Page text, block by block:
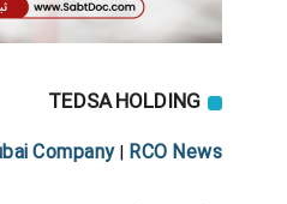
TEDSA HOLDING
Company| RCO News